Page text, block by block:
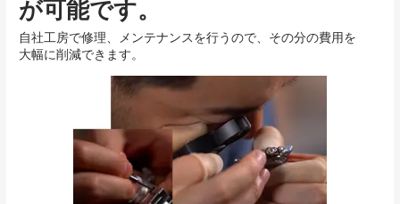
が可能です。
自社工房で修理、メンテナンスを行うので、その分の費用を
大幅に削減できます。